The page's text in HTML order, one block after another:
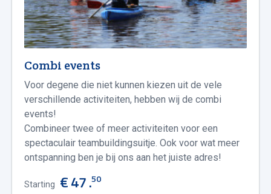
Combi events
Voor degene die niet kunnen kiezen uit de vele
verschillende activiteiten, hebben wij de combi
events!
Combineer twee of meer activiteiten voor een
spectaculair teambuildingsuitje. Ook voor wat meer
ontspanning ben je bij ons aan het juiste adres!
Starting € 47 .50